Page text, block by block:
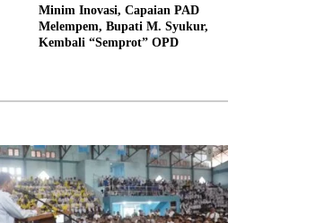
Minim Inovasi, Capaian PAD
Melempem, Bupati M. Syukur,
Kembali “Semprot” OPD